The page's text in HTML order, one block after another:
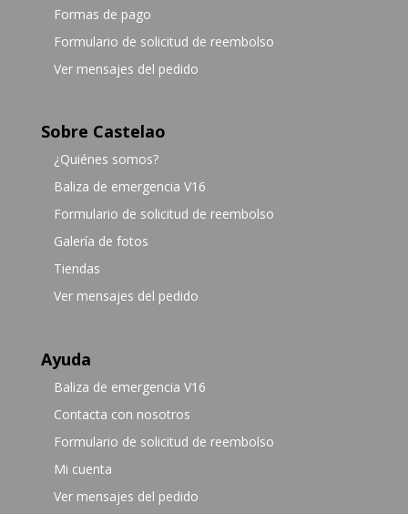
Formas de pago
Formulario de solicitud de reembolso
Ver mensajes del pedido
Sobre Castelao
¿Quiénes somos?
Baliza de emergencia V16
Formulario de solicitud de reembolso
Galería de fotos
Tiendas
Ver mensajes del pedido
Ayuda
Baliza de emergencia V16
Contacta con nosotros
Formulario de solicitud de reembolso
Mi cuenta
Ver mensajes del pedido